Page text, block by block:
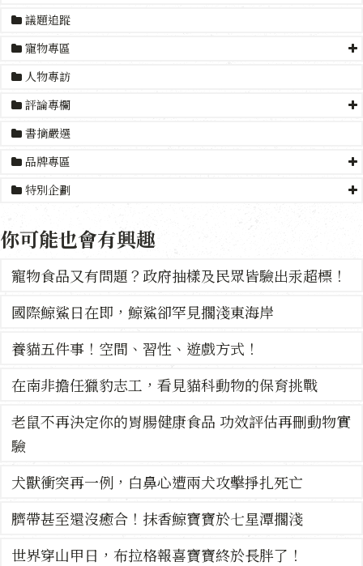
議題追蹤
寵物專區
人物專訪
評論專欄
書摘嚴選
品牌專區
特別企劃
你可能也會有興趣
寵物食品又有問題？政府抽樣及民眾皆驗出汞超標！
國際鯨鯊日在即，鯨鯊卻罕見擱淺東海岸
養貓五件事！空間、習性、遊戲方式！
在南非擔任獵豹志工，看見貓科動物的保育挑戰
老鼠不再決定你的胃腸健康食品 功效評估再刪動物實
驗
犬獸衝突再一例，白鼻心遭兩犬攻擊掙扎死亡
臍帶甚至還沒癒合！抹香鯨寶寶於七星潭擱淺
世界穿山甲日，布拉格報喜寶寶終於長胖了！